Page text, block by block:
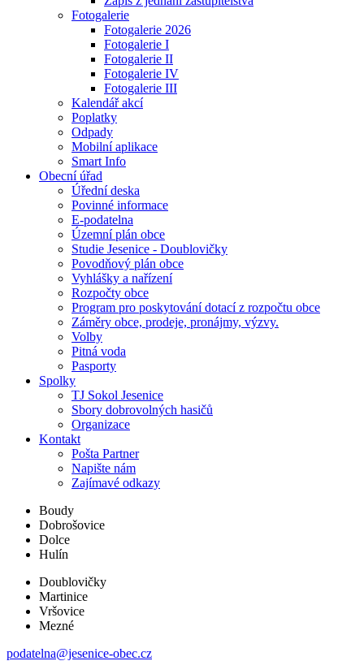
Fotogalerie
Fotogalerie 2026
Fotogalerie I
Fotogalerie II
Fotogalerie IV
Fotogalerie III
Kalendář akcí
Poplatky
Odpady
Mobilní aplikace
Smart Info
Obecní úřad
Úřední deska
Povinné informace
E-podatelna
Územní plán obce
Studie Jesenice - Doublovičky
Povodňový plán obce
Vyhlášky a nařízení
Rozpočty obce
Program pro poskytování dotací z rozpočtu obce
Záměry obce, prodeje, pronájmy, výzvy.
Volby
Pitná voda
Pasporty
Spolky
TJ Sokol Jesenice
Sbory dobrovolných hasičů
Organizace
Kontakt
Pošta Partner
Napište nám
Zajímavé odkazy
Boudy
Dobrošovice
Dolce
Hulín
Doublovičky
Martinice
Vršovice
Mezné
podatelna@jesenice-obec.cz